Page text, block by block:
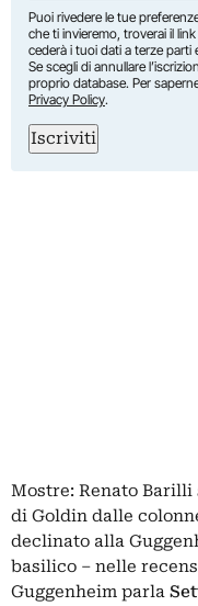
Puoi rivedere le tue
che ti invieremo, troverai il
cederà i tuoi dati a terze parti
Se scegli di annullare
proprio database. Per
Privacy Policy.
Iscriviti
Mostre: Renato Barilli
di Goldin dalle
declinato alla
basilico – nelle
Guggenheim parla